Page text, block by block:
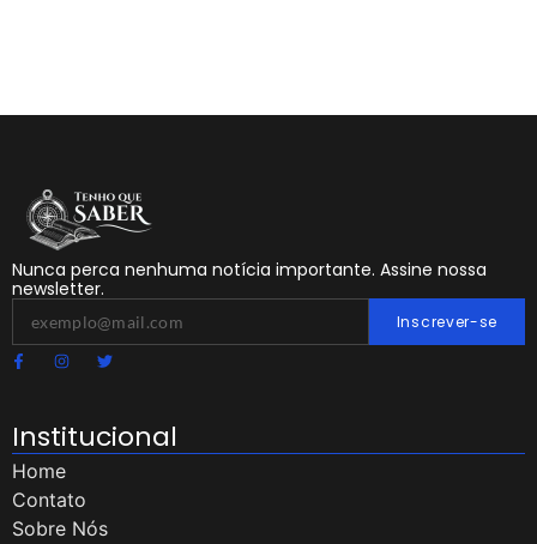
Nunca perca nenhuma notícia importante. Assine nossa
newsletter.
Inscrever-se
Institucional
Home
Contato
Sobre Nós